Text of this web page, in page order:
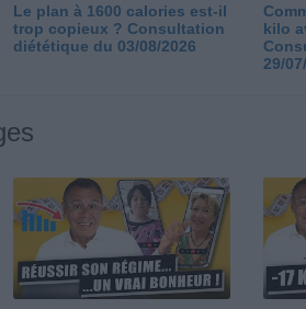
Le plan à 1600 calories est-il
trop copieux ? Consultation
diététique du 03/08/2026
kilo
29/